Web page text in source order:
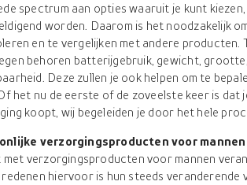
spectrum aan opties waaruit je kunt
worden. Daarom is het noodzakelijk
en te vergelijken met andere producten.
behoren batterijgebruik, gewicht,
Deze zullen je ook helpen om te
het nu de eerste of de zoveelste keer is
koopt, wij begeleiden je door het hele
verzorgingsproducten voor mannen
met verzorgingsproducten voor mannen
redenen hiervoor is hun steeds veranderende